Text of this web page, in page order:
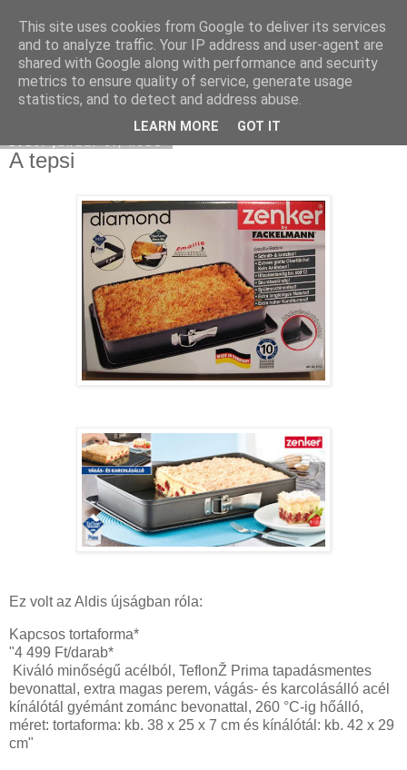
Moha Konyha
A tepsi
Ez volt az Aldis újságban róla:
Kapcsos tortaforma*
"4 499 Ft/darab*
Kiváló minőségű acélból, TeflonŽ Prima tapadásmentes
bevonattal, extra magas perem, vágás- és karcolásálló acél
kínálótál gyémánt zománc bevonattal, 260 °C-ig hőálló,
méret: tortaforma: kb. 38 x 25 x 7 cm és kínálótál: kb. 42 x 29
cm"
This site uses cookies from Google to deliver its services
and to analyze traffic. Your IP address and user-agent are
shared with Google along with performance and security
metrics to ensure quality of service, generate usage
statistics, and to detect and address abuse.
LEARN MORE GOT IT